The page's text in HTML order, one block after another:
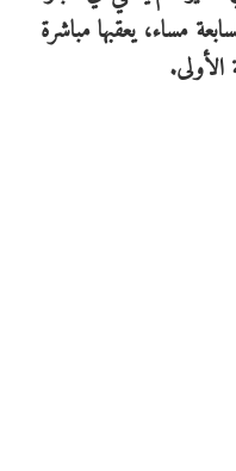
مساء، يعقبها مباشرة
الأولى.